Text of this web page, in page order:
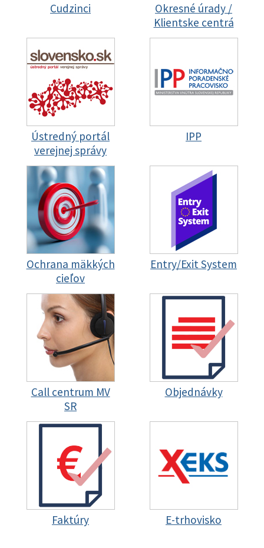
Cudzinci
Okresné úrady /
Klientske centrá
Ústredný portál
verejnej správy
IPP
Ochrana mäkkých
cieľov
Entry/Exit System
Call centrum MV
SR
Objednávky
Faktúry E-trhovisko